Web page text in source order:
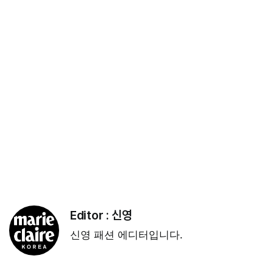
Editor : 신영
신영 패션 에디터입니다.